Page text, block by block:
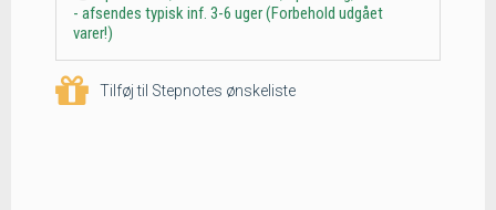
- afsendes typisk inf. 3-6 uger (Forbehold udgået
varer!)
Tilføj til Stepnotes ønskeliste